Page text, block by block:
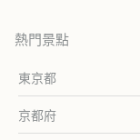
熱門景點
東京都
京都府